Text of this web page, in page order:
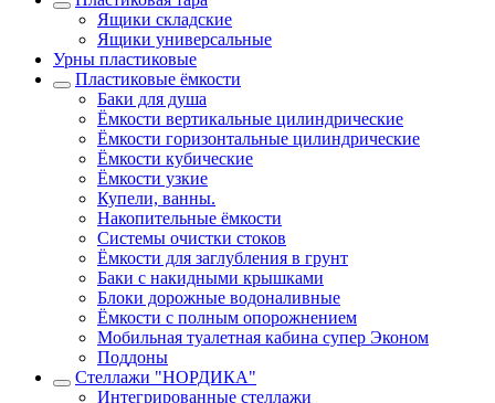
Ящики складские
Ящики универсальные
Урны пластиковые
Пластиковые ёмкости
Баки для душа
Ёмкости вертикальные цилиндрические
Ёмкости горизонтальные цилиндрические
Ёмкости кубические
Ёмкости узкие
Купели, ванны.
Накопительные ёмкости
Системы очистки стоков
Ёмкости для заглубления в грунт
Баки с накидными крышками
Блоки дорожные водоналивные
Ёмкости с полным опорожнением
Мобильная туалетная кабина супер Эконом
Поддоны
Стеллажи "НОРДИКА"
Интегрированные стеллажи